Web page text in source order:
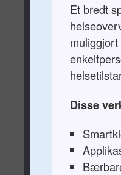
Et bredt
Disse